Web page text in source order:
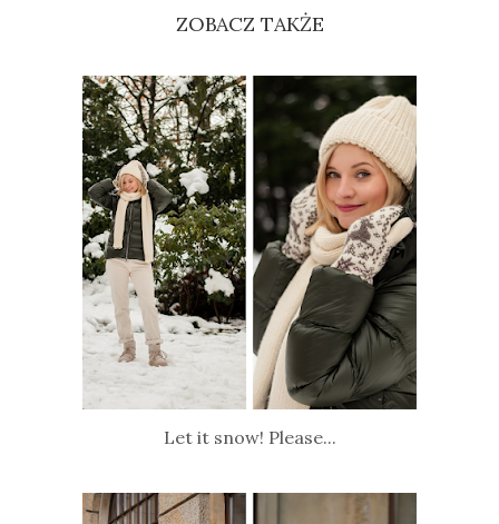
ZOBACZ TAKŻE
Let it snow! Please...